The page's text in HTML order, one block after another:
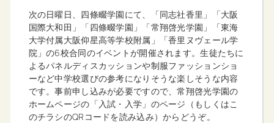
次の日曜日、四條畷学園にて、「同志社香里」「大阪
国際大和田」「四條畷学園」「常翔啓光学園」「東海
大学付属大阪仰星高等学校附属」「香里ヌヴェール学
院」の6校合同のイベントが開催されます。生徒たちに
よるパネルディスカッションや制服ファッションショ
ーなど中学校選びの参考になりそうな楽しそうな内容
です。事前申し込みが必要ですので、常翔啓光学園の
ホームページの「入試・入学」のページ（もしくはこ
のチラシのQRコードを読み込み）からどうぞ。